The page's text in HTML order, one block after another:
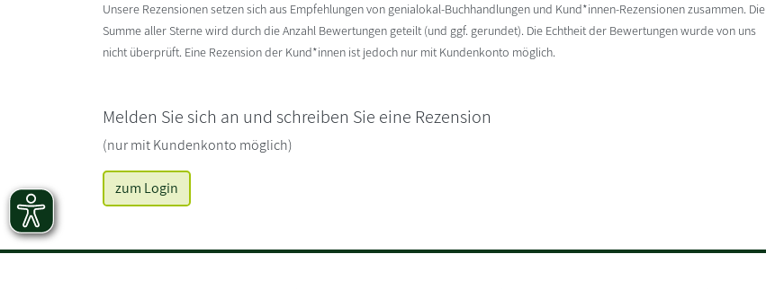
Unsere Rezensionen setzen sich aus Empfehlungen von genialokal-Buchhandlungen und Kund*innen-Rezensionen zusammen. Die
Summe aller Sterne wird durch die Anzahl Bewertungen geteilt (und ggf. gerundet). Die Echtheit der Bewertungen wurde von uns
nicht überprüft. Eine Rezension der Kund*innen ist jedoch nur mit Kundenkonto möglich.
Melden Sie sich an und schreiben Sie eine Rezension
(nur mit Kundenkonto möglich)
zum Login